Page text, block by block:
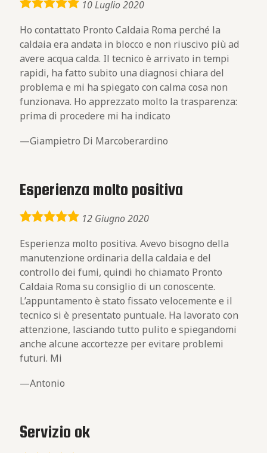
5,0
10 Luglio 2020
Ho contattato Pronto Caldaia Roma perché la
caldaia era andata in blocco e non riuscivo più ad
avere acqua calda. Il tecnico è arrivato in tempi
rapidi, ha fatto subito una diagnosi chiara del
problema e mi ha spiegato con calma cosa non
funzionava. Ho apprezzato molto la trasparenza:
prima di procedere mi ha indicato
Giampietro Di Marcoberardino
Esperienza molto positiva
5,0
12 Giugno 2020
Esperienza molto positiva. Avevo bisogno della
manutenzione ordinaria della caldaia e del
controllo dei fumi, quindi ho chiamato Pronto
Caldaia Roma su consiglio di un conoscente.
L’appuntamento è stato fissato velocemente e il
tecnico si è presentato puntuale. Ha lavorato con
attenzione, lasciando tutto pulito e spiegandomi
anche alcune accortezze per evitare problemi
futuri. Mi
Antonio
Servizio ok